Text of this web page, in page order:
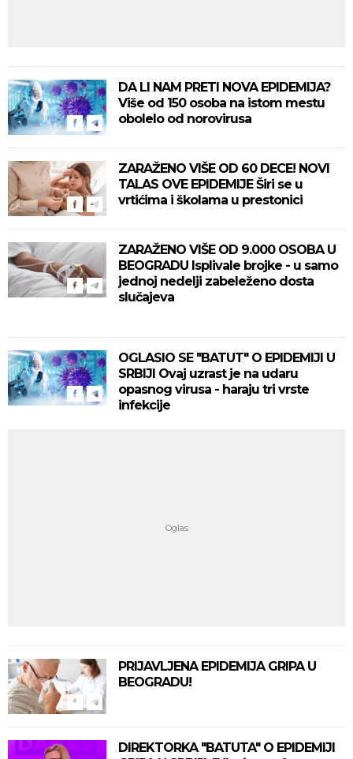
DA LI NAM PRETI NOVA EPIDEMIJA?
Više od 150 osoba na istom mestu
obolelo od norovirusa
ZARAŽENO VIŠE OD 60 DECE! NOVI
TALAS OVE EPIDEMIJE Širi se u
vrtićima i školama u prestonici
ZARAŽENO VIŠE OD 9.000 OSOBA U
BEOGRADU Isplivale brojke - u samo
jednoj nedelji zabeleženo dosta
slučajeva
OGLASIO SE "BATUT" O EPIDEMIJI U
SRBIJI Ovaj uzrast je na udaru
opasnog virusa - haraju tri vrste
infekcije
PRIJAVLJENA EPIDEMIJA GRIPA U
BEOGRADU!
DIREKTORKA "BATUTA" O EPIDEMIJI